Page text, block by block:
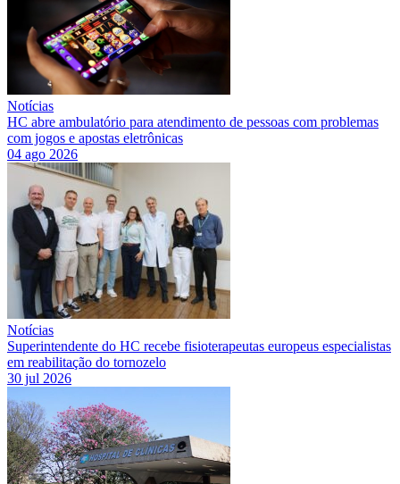
Notícias
HC abre ambulatório para atendimento de pessoas com problemas
com jogos e apostas eletrônicas
04 ago 2026
Notícias
Superintendente do HC recebe fisioterapeutas europeus especialistas
em reabilitação do tornozelo
30 jul 2026